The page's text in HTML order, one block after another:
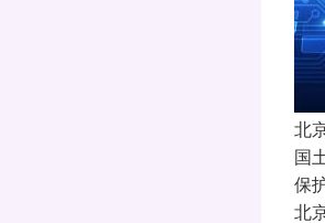
北
国
保
北